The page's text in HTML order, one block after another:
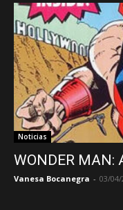
Noticias
WONDER MAN:
Vanesa Bocanegra - 03/04/